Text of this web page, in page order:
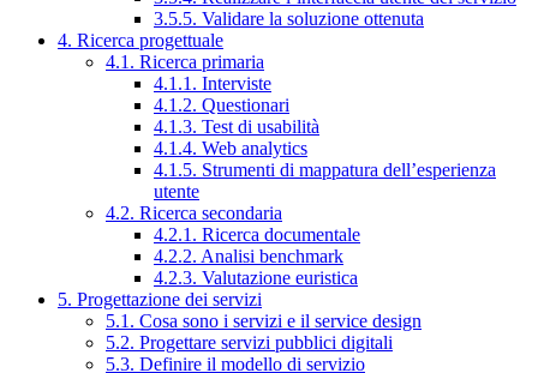
3.5.5. Validare la soluzione ottenuta
4. Ricerca progettuale
4.1. Ricerca primaria
4.1.1. Interviste
4.1.2. Questionari
4.1.3. Test di usabilità
4.1.4. Web analytics
4.1.5. Strumenti di mappatura dell’esperienza
utente
4.2. Ricerca secondaria
4.2.1. Ricerca documentale
4.2.2. Analisi benchmark
4.2.3. Valutazione euristica
5. Progettazione dei servizi
5.1. Cosa sono i servizi e il service design
5.2. Progettare servizi pubblici digitali
5.3. Definire il modello di servizio